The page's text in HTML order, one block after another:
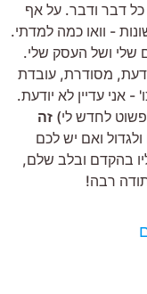
כל דבר ודבר. על אף
- וואו כמה למדתי.
שלי ושל העסק שלי.
מסודרת, עובדת
אני עדיין לא יודעת.
לחדש לי) זה
ואם יש לכם
בהקדם ובלב שלם,
רבה!